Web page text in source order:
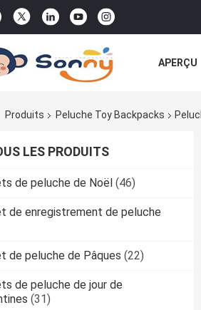
APERÇU
Produits Peluche Toy Backpacks
LES PRODUITS
de peluche de Noël (46)
de enregistrement de peluche
de peluche de Pâques (22)
de peluche de jour de
(31)